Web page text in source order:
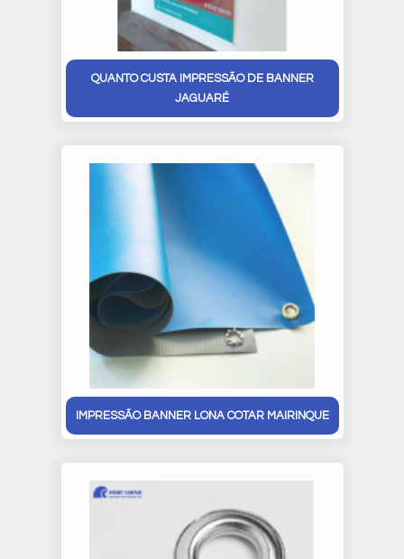
QUANTO CUSTA IMPRESSÃO DE BANNER
JAGUARÉ
IMPRESSÃO BANNER LONA COTAR MAIRINQUE